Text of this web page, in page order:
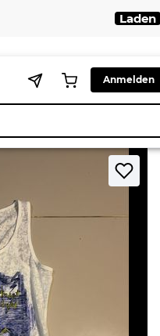
Laden
Anmelden
Graphic Tank Top